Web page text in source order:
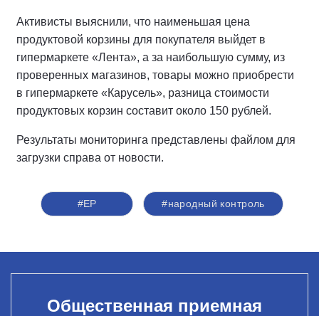
Активисты выяснили, что наименьшая цена
продуктовой корзины для покупателя выйдет в
гипермаркете «Лента», а за наибольшую сумму, из
проверенных магазинов, товары можно приобрести
в гипермаркете «Карусель», разница стоимости
продуктовых корзин составит около 150 рублей.
Результаты мониторинга представлены файлом для
загрузки справа от новости.
#ЕР #народный контроль
Общественная приемная